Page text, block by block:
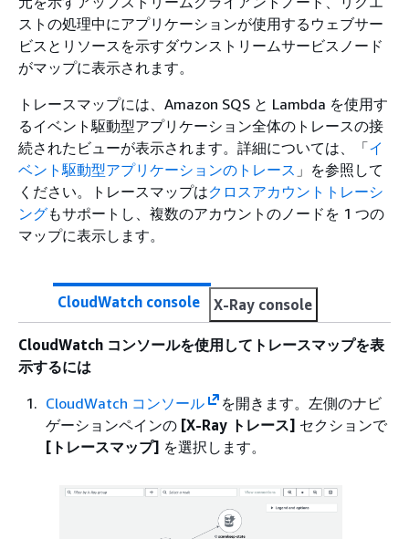
ストの処理中にアプリケーションが使用するウェブサー
ビスとリソースを示すダウンストリームサービスノード
がマップに表示されます。
トレースマップには、Amazon SQS と Lambda を使用す
るイベント駆動型アプリケーション全体のトレースの接
続されたビューが表示されます。詳細については、「イ
ベント駆動型アプリケーションのトレース 」を参照して
ください。トレースマップはクロスアカウントトレーシ
ングもサポートし、複数のアカウントのノードを 1 つの
マップに表示します。
CloudWatch console X-Ray console
CloudWatch コンソールを使用してトレースマップを表
示するには
CloudWatch コンソール
を開きます。左側のナビ
ゲーションペインの [X-Ray トレース] セクションで
[トレースマップ] を選択します。